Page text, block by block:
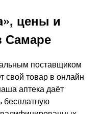
цены и
Самаре
поставщиком
свой товар в онлайн
аптека даёт
бесплатную